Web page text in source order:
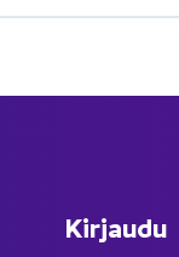
Kir­jau­du